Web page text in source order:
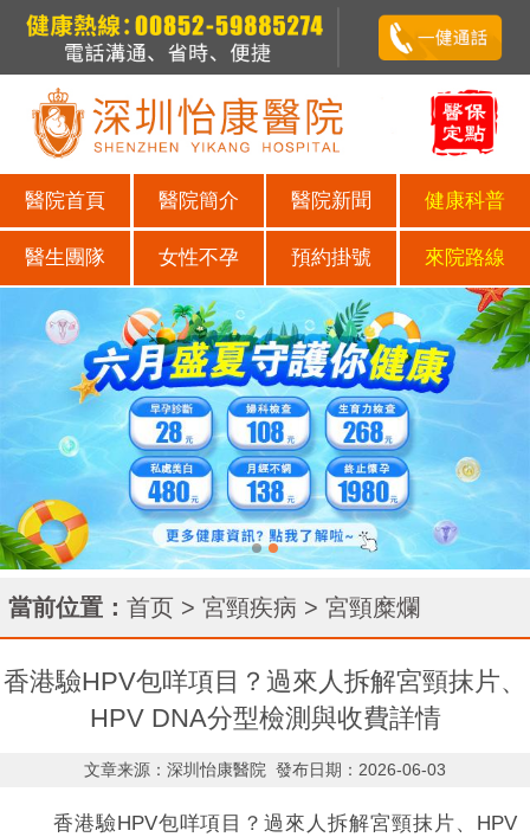
醫院首頁 醫院簡介 醫院新聞 健康科普
醫生團隊 女性不孕 預約掛號 來院路線
當前位置： 首页 > 宮頸疾病 > 宮頸糜爛
香港驗HPV包咩項目？過來人拆解宮頸抹片、
HPV DNA分型檢測與收費詳情
文章来源：深圳怡康醫院 發布日期：2026-06-03
香港驗HPV包咩項目？過來人拆解宮頸抹片、HPV